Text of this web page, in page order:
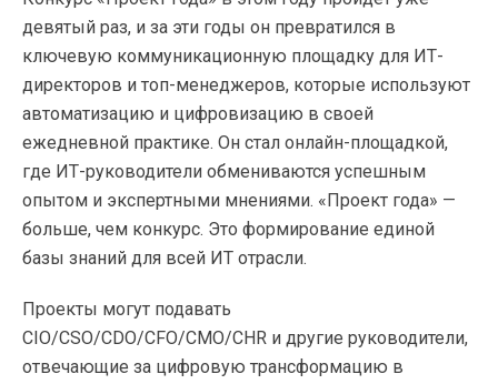
девятый раз, и за эти годы он превратился в
ключевую коммуникационную площадку для ИТ-
директоров и топ-менеджеров, которые используют
автоматизацию и цифровизацию в своей
ежедневной практике. Он стал онлайн-площадкой,
где ИТ-руководители обмениваются успешным
опытом и экспертными мнениями. «Проект года» —
больше, чем конкурс. Это формирование единой
базы знаний для всей ИТ отрасли.
Проекты могут подавать
CIO/CSO/CDO/CFO/CMO/CHR и другие руководители,
отвечающие за цифровую трансформацию в